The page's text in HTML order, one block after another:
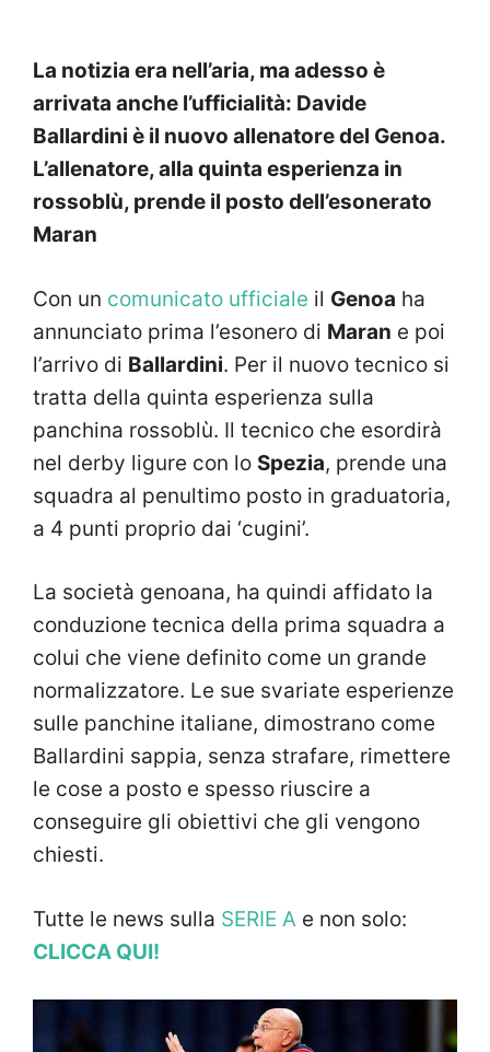
La notizia era nell’aria, ma adesso è
arrivata anche l’ufficialità: Davide
Ballardini è il nuovo allenatore del Genoa.
L’allenatore, alla quinta esperienza in
rossoblù, prende il posto dell’esonerato
Maran
Con un comunicato ufficiale il Genoa ha
annunciato prima l’esonero di Maran e poi
l’arrivo di Ballardini. Per il nuovo tecnico si
tratta della quinta esperienza sulla
panchina rossoblù. Il tecnico che esordirà
nel derby ligure con lo Spezia, prende una
squadra al penultimo posto in graduatoria,
a 4 punti proprio dai ‘cugini’.
La società genoana, ha quindi affidato la
conduzione tecnica della prima squadra a
colui che viene definito come un grande
normalizzatore. Le sue svariate esperienze
sulle panchine italiane, dimostrano come
Ballardini sappia, senza strafare, rimettere
le cose a posto e spesso riuscire a
conseguire gli obiettivi che gli vengono
chiesti.
Tutte le news sulla SERIE A e non solo:
CLICCA QUI!